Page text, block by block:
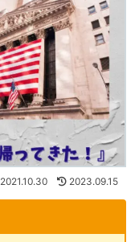
2021.10.30 2023.09.15